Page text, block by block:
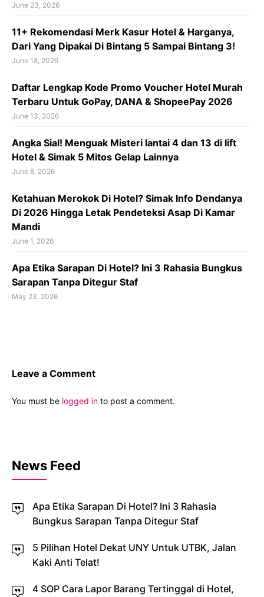
June 23, 2026
11+ Rekomendasi Merk Kasur Hotel & Harganya,
Dari Yang Dipakai Di Bintang 5 Sampai Bintang 3!
June 18, 2026
Daftar Lengkap Kode Promo Voucher Hotel Murah
Terbaru Untuk GoPay, DANA & ShopeePay 2026
June 13, 2026
Angka Sial! Menguak Misteri lantai 4 dan 13 di lift
Hotel & Simak 5 Mitos Gelap Lainnya
June 8, 2026
Ketahuan Merokok Di Hotel? Simak Info Dendanya
Di 2026 Hingga Letak Pendeteksi Asap Di Kamar
Mandi
June 1, 2026
Apa Etika Sarapan Di Hotel? Ini 3 Rahasia Bungkus
Sarapan Tanpa Ditegur Staf
May 23, 2026
Leave a Comment
You must be logged in to post a comment.
News Feed
Apa Etika Sarapan Di Hotel? Ini 3 Rahasia
Bungkus Sarapan Tanpa Ditegur Staf
5 Pilihan Hotel Dekat UNY Untuk UTBK, Jalan
Kaki Anti Telat!
4 SOP Cara Lapor Barang Tertinggal di Hotel,